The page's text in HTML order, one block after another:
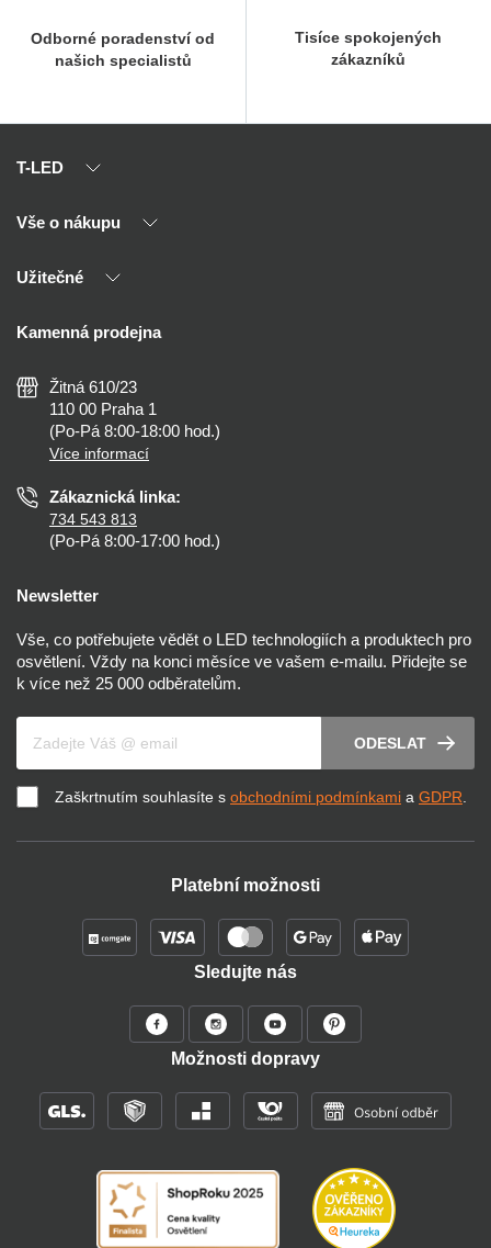
Odborné poradenství od
našich specialistů
Tisíce spokojených
zákazníků
T-LED
O nás
Kontakty
Vše o nákupu
Výhody T-LED
Montáž
Nejčastější dotazy
Než koupíte
Osvětlení dle místnosti
Užitečné
Reklamace a vrácení
Zásady ochrany soukromí
Nastavení cookies
Prohlášení o přístupnosti
Kamenná prodejna
Žitná 610/23
110 00 Praha 1
(Po-Pá 8:00-18:00 hod.)
Více informací
Zákaznická linka:
734 543 813
(Po-Pá 8:00-17:00 hod.)
Newsletter
Vše, co potřebujete vědět o LED technologiích a produktech pro
osvětlení. Vždy na konci měsíce ve vašem e-mailu. Přidejte se
k více než 25 000 odběratelům.
ODESLAT
Zaškrtnutím souhlasíte s obchodními podmínkami a GDPR.
Platební možnosti
Sledujte nás
Možnosti dopravy